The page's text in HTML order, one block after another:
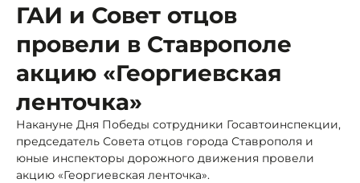
ГАИ и Совет отцов
провели в Ставрополе
акцию «Георгиевская
ленточка»
Накануне Дня Победы сотрудники Госавтоинспекции,
председатель Совета отцов города Ставрополя и
юные инспекторы дорожного движения провели
акцию «Георгиевская ленточка».